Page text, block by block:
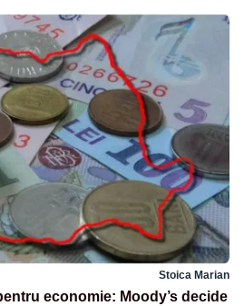
Stoica Marian
economie: Moody’s decide